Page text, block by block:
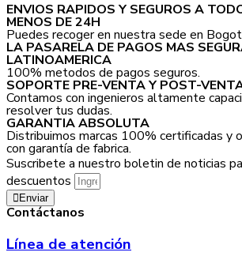
ENVIOS RAPIDOS Y SEGUROS A
MENOS DE 24H
Puedes recoger en nuestra sede en
LA PASARELA DE PAGOS MAS
LATINOAMERICA
100% metodos de pagos seguros.
SOPORTE PRE-VENTA Y POST-
Contamos con ingenieros altamente
resolver tus dudas.
GARANTIA ABSOLUTA
Distribuimos marcas 100% certificadas y
con garantía de fabrica.
Suscribete a nuestro boletin de noticias
descuentos
Enviar
Contáctanos
Línea de atención